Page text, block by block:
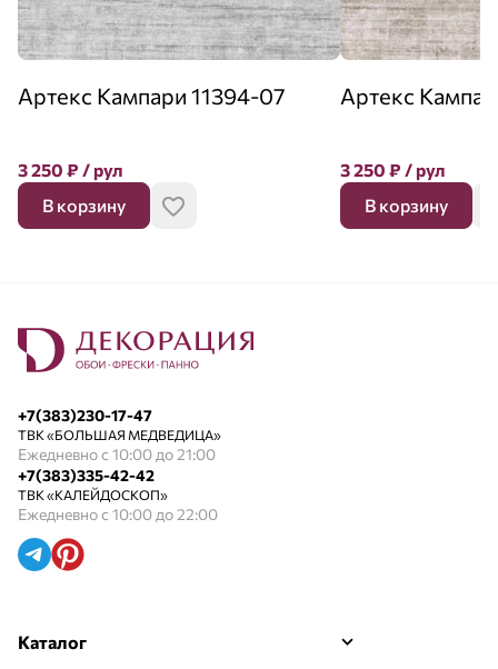
Артекс Кампари 11394-07
3 250 ₽ / рул
В корзину
Артекс
3 250 ₽ / рул
В корзину
+7(383)230-17-47
ТВК «БОЛЬШАЯ МЕДВЕДИЦА»
Ежедневно с 10:00 до 21:00
+7(383)335-42-42
ТВК «КАЛЕЙДОСКОП»
Ежедневно с 10:00 до 22:00
Каталог